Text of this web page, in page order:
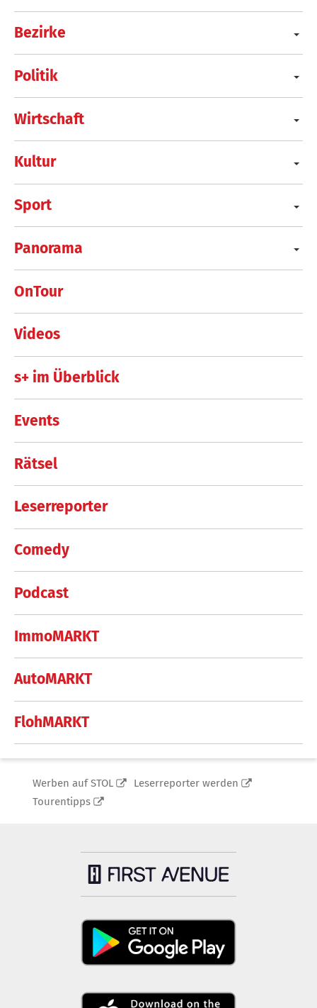
Bezirke
Politik
Wirtschaft
Kultur
Sport
Panorama
OnTour
Videos
s+ im Überblick
Events
Rätsel
Leserreporter
Comedy
Podcast
ImmoMARKT
AutoMARKT
FlohMARKT
Werben auf STOL
Leserreporter werden
Tourentipps